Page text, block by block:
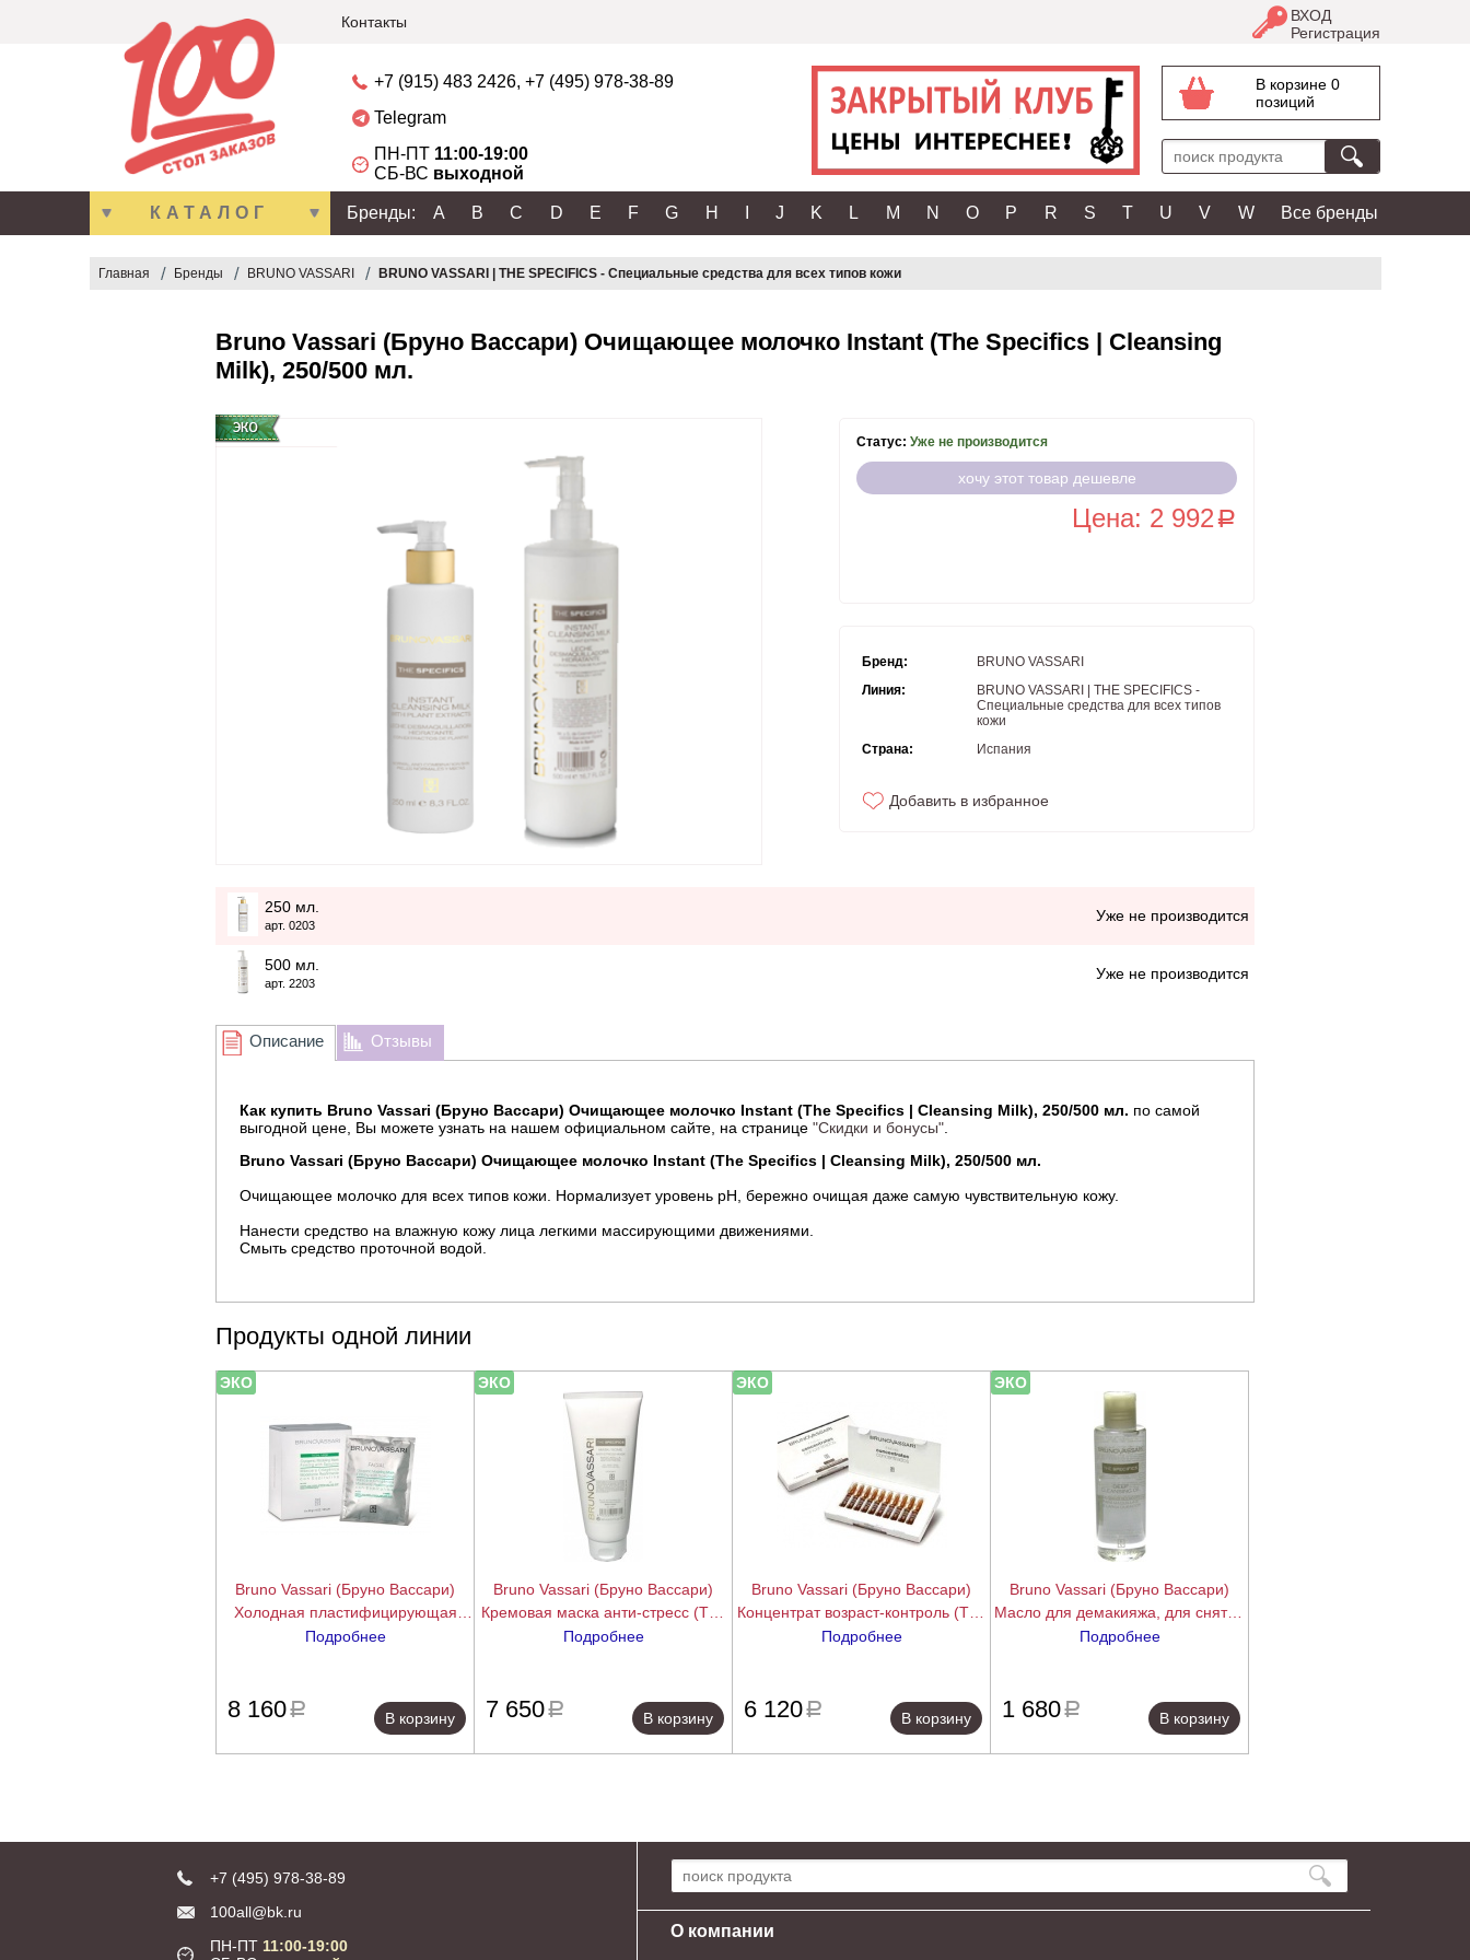
Контакты
ВХОД
Регистрация
В корзине 0
позиций
+7 (915) 483 2426, +7 (495) 978-38-89
Telegram
ПН-ПТ 11:00-19:00
СБ-ВС выходной
КАТАЛОГ Бренды: A B C D E F G H J K L M N O P R S T U V W Все бренды
Главная Бренды BRUNO VASSARI BRUNO VASSARI | THE SPECIFICS - Специальные средства для всех типов кожи
Bruno Vassari (Бруно Вассари) Очищающее молочко Instant (The Specifics | Cleansing
Milk), 250/500 мл.
Статус: Уже не производится
хочу этот товар дешевле
Цена: 2 992 a
Бренд:
BRUNO VASSARI
Линия:
BRUNO VASSARI | THE SPECIFICS -
Специальные средства для всех типов
кожи
Страна:
Испания
Добавить в избранное
250 мл.
арт. 0203
Уже не производится
500 мл.
арт. 2203
Уже не производится
Описание Отзывы
Как купить Bruno Vassari (Бруно Вассари) Очищающее молочко Instant (The Specifics | Cleansing Milk), 250/500 мл. по самой
выгодной цене, Вы можете узнать на нашем официальном сайте, на странице "Скидки и бонусы"
Bruno Vassari (Бруно Вассари) Очищающее молочко Instant (The Specifics | Cleansing Milk), 250/500 мл.
Очищающее молочко для всех типов кожи. Нормализует уровень pH, бережно очищая даже самую чувствительную кожу.
Нанести средство на влажную кожу лица легкими массирующими движениями.
Смыть средство проточной водой.
Продукты одной линии
ЭКО
Bruno Vassari (Бруно Вассари)
Холодная пластифицирующая
маска с криогенным эффектом
Подробнее
8 160a
В корзину
ЭКО
Bruno Vassari (Бруно Вассари)
Кремовая маска анти-стресс (The
Specifics | Mask Some), 200 мл.
Подробнее
7 650a
В корзину
ЭКО
Bruno Vassari (Бруно Вассари)
Концентрат возраст-контроль (The
Specifics | Facial Liposomas
Подробнее
6 120a
В корзину
ЭКО
Bruno Vassari (Бруно Вассари)
Масло для демакияжа, для снятия
водоустойчивой косметики (The
Подробнее
1 680a
В корзину
+7 (495) 978-38-89
100all@bk.ru
ПН-ПТ 11:00-19:00
Поиск по сайту:
О компании